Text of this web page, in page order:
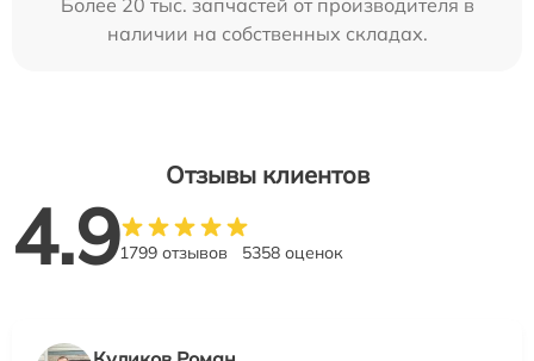
наличии на собственных складах.
Отзывы клиентов
4.91799 отзывов 5358 оценок